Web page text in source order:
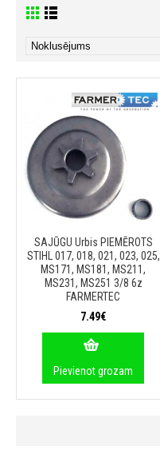
SAJŪGU Urbis PIEMĒROTS
STIHL 017, 018, 021, 023, 025,
MS171, MS181, MS211,
MS231, MS251 3/8 6z
FARMERTEC
7.49€
Pievienot grozam